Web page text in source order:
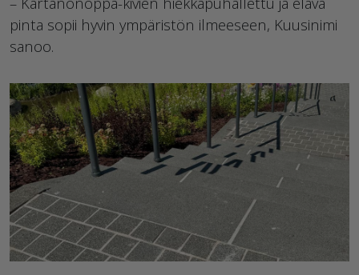
pinta sopii hyvin ympäristön ilmeeseen, Kuusinimi
sanoo.